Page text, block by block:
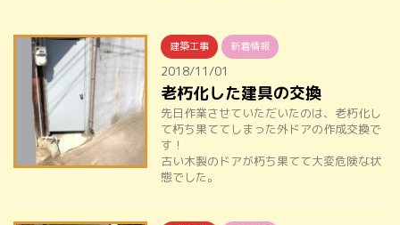
建築工事 新着情報
2018/11/01
老朽化した建具の交換
先日作業させていただいたのは、老朽化し
て朽ち果ててしまった外ドアの作成交換で
す！
古い木製のドアが朽ち果てて大変危険な状
態でした。